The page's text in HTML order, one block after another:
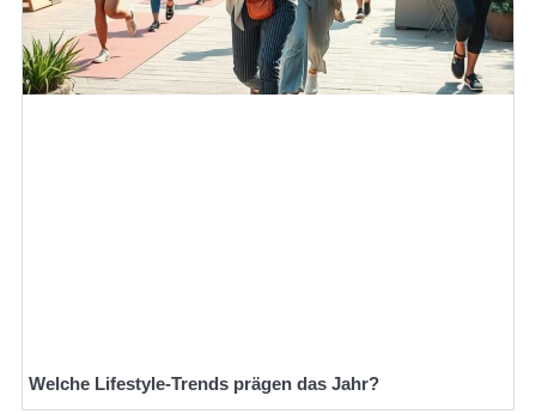
Welche Lifestyle-Trends prägen das Jahr?